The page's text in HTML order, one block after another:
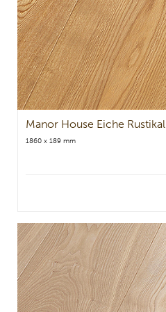
Manor House Eiche Rustikal
1860 x 189 mm